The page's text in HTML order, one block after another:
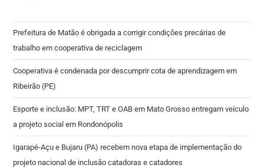
Prefeitura de Matão é obrigada a corrigir condições precárias de
trabalho em cooperativa de reciclagem
Cooperativa é condenada por descumprir cota de aprendizagem em
Ribeirão (PE)
Esporte e inclusão: MPT, TRT e OAB em Mato Grosso entregam veículo
a projeto social em Rondonópolis
Igarapé-Açu e Bujaru (PA) recebem nova etapa de implementação do
projeto nacional de inclusão catadoras e catadores